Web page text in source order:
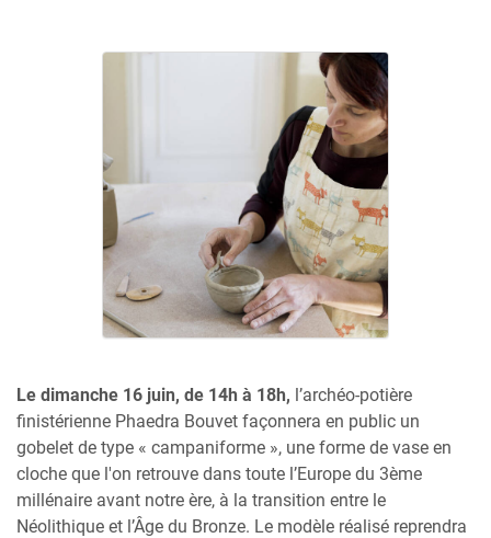
Le dimanche 16 juin, de 14h à 18h, l’archéo-potière
finistérienne Phaedra Bouvet façonnera en public un
gobelet de type « campaniforme », une forme de vase en
cloche que l'on retrouve dans toute l’Europe du 3ème
millénaire avant notre ère, à la transition entre le
Néolithique et l’Âge du Bronze. Le modèle réalisé reprendra